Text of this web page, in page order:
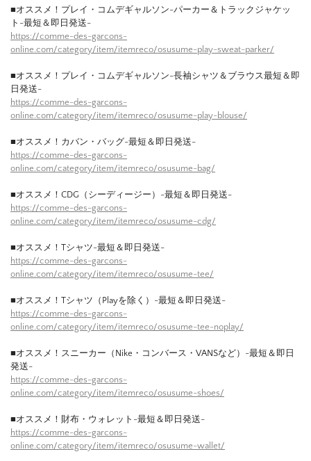
■オススメ！プレイ・コムデギャルソン-パーカー＆トラックジャケッ
ト-最短＆即日発送-
https://comme-des-garcons-
online.com/category/item/itemreco/osusume-play-sweat-parker/
■オススメ！プレイ・コムデギャルソン-長袖シャツ＆ブラウス最短＆即
日発送-
https://comme-des-garcons-
online.com/category/item/itemreco/osusume-play-blouse/
■オススメ！カバン・バッグ-最短＆即日発送-
https://comme-des-garcons-
online.com/category/item/itemreco/osusume-bag/
■オススメ！CDG（シーディージー）-最短＆即日発送-
https://comme-des-garcons-
online.com/category/item/itemreco/osusume-cdg/
■オススメ！Tシャツ-最短＆即日発送-
https://comme-des-garcons-
online.com/category/item/itemreco/osusume-tee/
■オススメ！Tシャツ（Playを除く）-最短＆即日発送-
https://comme-des-garcons-
online.com/category/item/itemreco/osusume-tee-noplay/
■オススメ！スニーカー（Nike・コンバース・VANSなど）-最短＆即日
発送-
https://comme-des-garcons-
online.com/category/item/itemreco/osusume-shoes/
■オススメ！財布・ウォレット-最短＆即日発送-
https://comme-des-garcons-
online.com/category/item/itemreco/osusume-wallet/